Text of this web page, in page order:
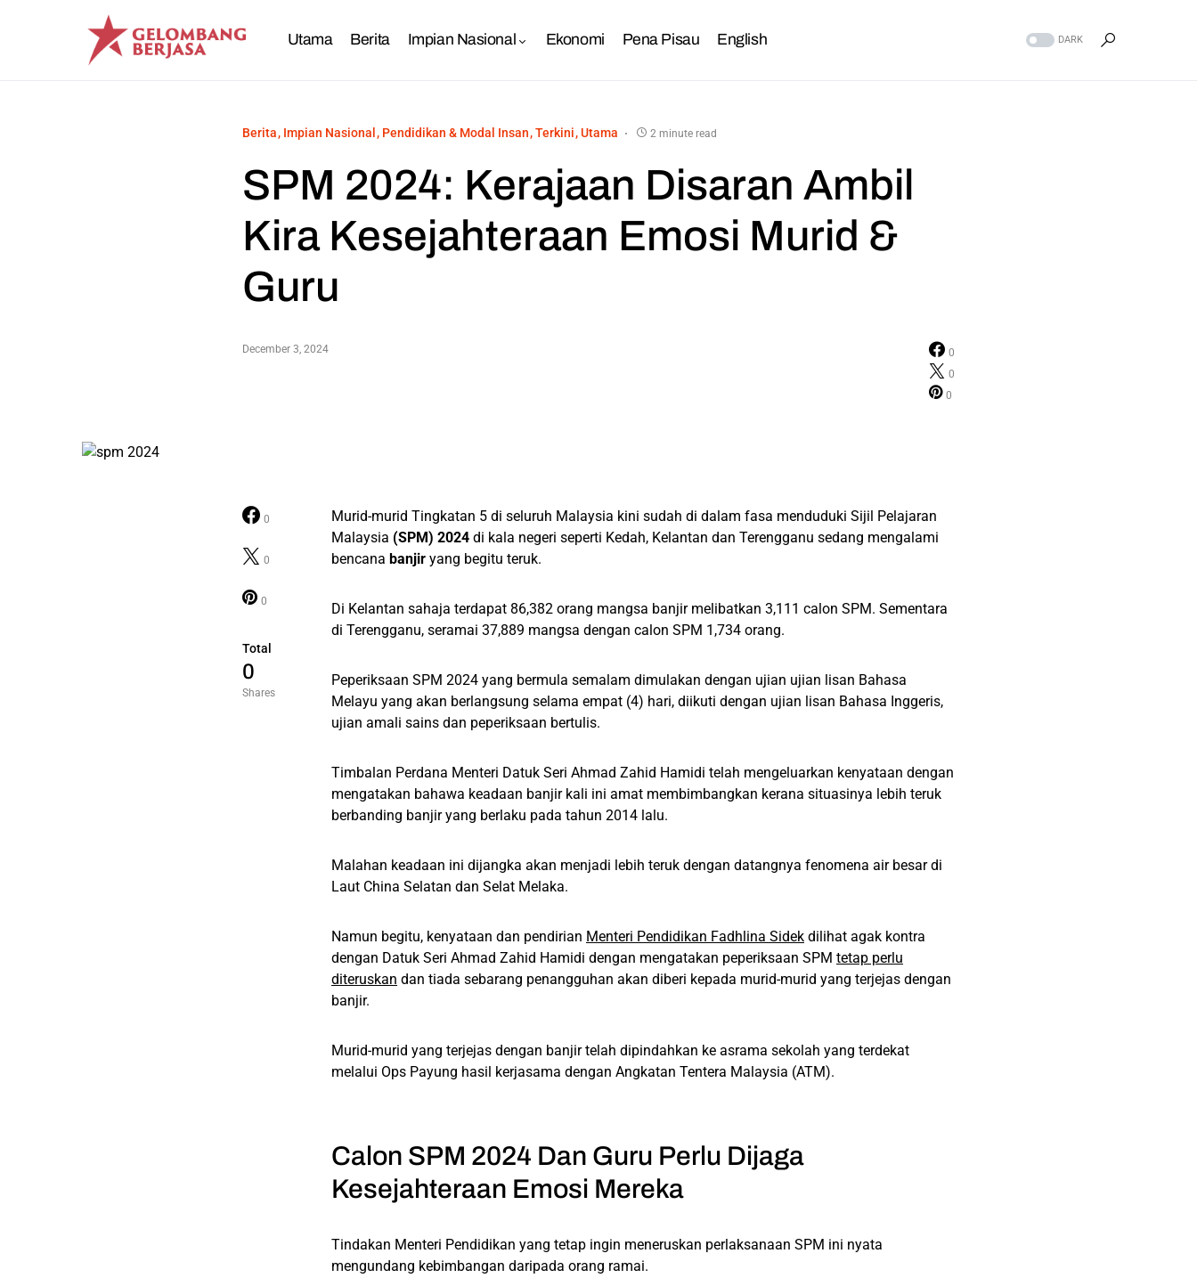
Utama Berita Impian Nasional Ekonomi Pena Pisau English DARK
Berita Impian Nasional Pendidikan & Modal Insan Terkini Utama 2 minute read
SPM 2024: Kerajaan Disaran Ambil
Kira Kesejahteraan Emosi Murid &
Guru
December 3, 2024
0
0
0
Total
0
Shares
0
0
0
Murid-murid Tingkatan 5 di seluruh Malaysia kini sudah di dalam fasa menduduki Sijil Pelajaran
Malaysia (SPM) 2024 di kala negeri seperti Kedah, Kelantan dan Terengganu sedang mengalami
bencana banjir yang begitu teruk.
Di Kelantan sahaja terdapat 86,382 orang mangsa banjir melibatkan 3,111 calon SPM. Sementara
di Terengganu, seramai 37,889 mangsa dengan calon SPM 1,734 orang.
Peperiksaan SPM 2024 yang bermula semalam dimulakan dengan ujian ujian lisan Bahasa
Melayu yang akan berlangsung selama empat (4) hari, diikuti dengan ujian lisan Bahasa Inggeris,
ujian amali sains dan peperiksaan bertulis.
Timbalan Perdana Menteri Datuk Seri Ahmad Zahid Hamidi telah mengeluarkan kenyataan dengan
mengatakan bahawa keadaan banjir kali ini amat membimbangkan kerana situasinya lebih teruk
berbanding banjir yang berlaku pada tahun 2014 lalu.
Malahan keadaan ini dijangka akan menjadi lebih teruk dengan datangnya fenomena air besar di
Laut China Selatan dan Selat Melaka.
Namun begitu, kenyataan dan pendirian Menteri Pendidikan Fadhlina Sidek dilihat agak kontra
dengan Datuk Seri Ahmad Zahid Hamidi dengan mengatakan peperiksaan SPM tetap perlu
diteruskan dan tiada sebarang penangguhan akan diberi kepada murid-murid yang terjejas dengan
banjir.
Murid-murid yang terjejas dengan banjir telah dipindahkan ke asrama sekolah yang terdekat
melalui Ops Payung hasil kerjasama dengan Angkatan Tentera Malaysia (ATM).
Calon SPM 2024 Dan Guru Perlu Dijaga
Kesejahteraan Emosi Mereka
Tindakan Menteri Pendidikan yang tetap ingin meneruskan perlaksanaan SPM ini nyata
mengundang kebimbangan daripada orang ramai.